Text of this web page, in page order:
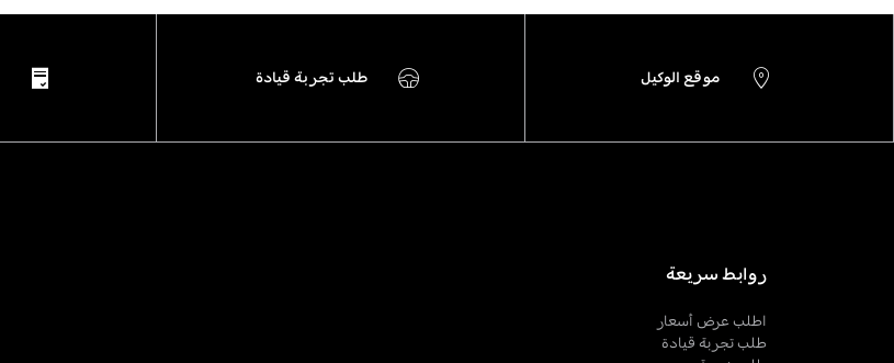
موقع الوكيل طلب تجربة قيادة
روابط سريعة
اطلب عرض أسعار
طلب تجربة قيادة